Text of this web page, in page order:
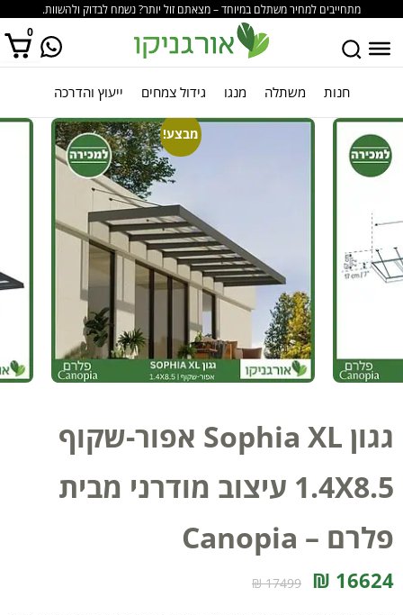
מתחייבים למחיר משתלם במיוחד – מצאתם זול יותר? נשמח לבדוק ולהשוות.
0
אין מוצרים בסל הקניות. חנות משתלה מנגו גידול צמחים ייעוץ והדרכה
מבצע!
גגון Sophia XL אפור-שקוף
1.4X8.5 עיצוב מודרני מבית
פלרם – Canopia
16624 ₪
17499 ₪